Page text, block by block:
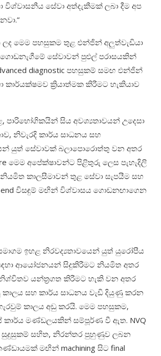
සේවා අත්දැකීමක් ලබා දීම අප
මෙම පහසුකම තුළ එන්ජින් අලුත්වැඩියා
සේවාවන් පුළුල් පරාසයකින්
diagnostic පහසුකම් සමඟ එන්ජින්
කාර්යක්ෂමව ක්‍රියාත්මක කිරීමට හැකියාව
පාරිභෝගිකයින් සිය අවශ්‍යතාවයන් උදෙසා
නිවැරදි කාර්ය සාධනය සහ
යුත් සේවාවක් බලාපොරොත්තු වන අතර
මෙම අපේක්ෂාවන්ට පිළිතුරු ලෙස පැහැදිලි
කාලසීමාවන් තුළ සේවා සැපයීම සහ
විසඳුම් මඟින් විශ්වාසය ගොඩනඟාගෙන
ඉහළ නිරවද්‍යතාවයෙන් යුත් යුරෝපීය
ආයෝජනයන් සිදුකිරීමට නියමිත අතර
යන්ත්‍රගත කිරීමට හැකි වන අතර
සහ කාර්ය සාධනය වැඩි දියුණු කරන
කාලය අඩු කරයි. මෙම පහසුකම,
කාර්ය මණ්ඩලයකින් සම්පූර්ණ වී ඇත. NVQ
සුදුසුකම් සහිත, නිරන්තර පුහුණුව ලබන
මඟින් machining සිට final